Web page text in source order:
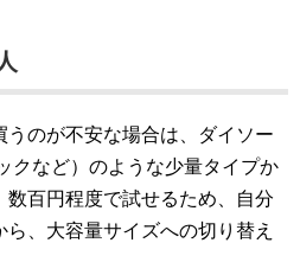
のが不安な場合は、ダイソー
クなど）のような少量タイプか
数百円程度で試せるため、自分
、大容量サイズへの切り替え